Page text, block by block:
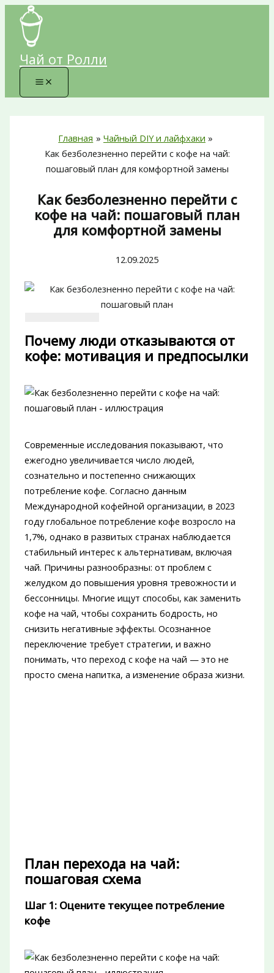
Перейти
содержимому
Чай от Ролли
Главная
Чайный DIY и лайфхаки
Как безболезненно перейти с кофе на чай:
пошаговый план для комфортной замены
Как безболезненно перейти с
кофе на чай: пошаговый план
для комфортной замены
12.09.2025
Почему люди отказываются от
кофе: мотивация и предпосылки
Современные исследования показывают, что
ежегодно увеличивается число людей,
сознательно и постепенно снижающих
потребление кофе. Согласно данным
Международной кофейной организации, в 2023
году глобальное потребление кофе возросло на
1,7%, однако в развитых странах наблюдается
стабильный интерес к альтернативам, включая
чай. Причины разнообразны: от проблем с
желудком до повышения уровня тревожности и
бессонницы. Многие ищут способы, как заменить
кофе на чай, чтобы сохранить бодрость, но
снизить негативные эффекты. Осознанное
переключение требует стратегии, и важно
понимать, что переход с кофе на чай — это не
просто смена напитка, а изменение образа жизни.
План перехода на чай:
пошаговая схема
Шаг 1: Оцените текущее потребление
кофе